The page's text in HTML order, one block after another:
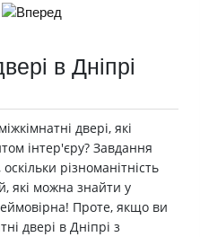
в Дніпрі
двері, які
інтер'єру? Завдання
різноманітність
які можна знайти у
Проте, якщо ви
двері в Дніпрі з